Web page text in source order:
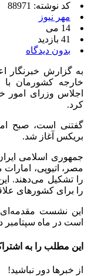
کد نوشته: 88971
مهر نیوز
14 می
41 بازدید
بدون دیدگاه
به گزارش خبرنگار
خارجه کشورمان با
اجلاس وزرای امور
کرد.
گفتنی است، صبح
بریکس آغاز شد.
جمهوری اسلامی
را تشکیل می‌دهند.
را برای کشورهای
این نشست
است در ماه سپتامبر
این مطلب را به
از خبرها دور نباشید!